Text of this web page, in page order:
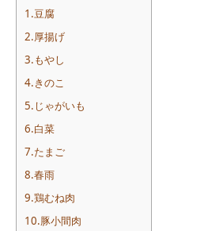
1.豆腐
2.厚揚げ
3.もやし
4.きのこ
5.じゃがいも
6.白菜
7.たまご
8.春雨
9.鶏むね肉
10.豚小間肉